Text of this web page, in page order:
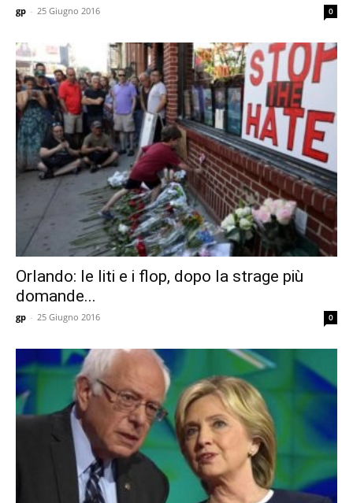
gp - 25 Giugno 2016 0
Orlando: le liti e i flop, dopo la strage più
domande...
gp - 25 Giugno 2016 0